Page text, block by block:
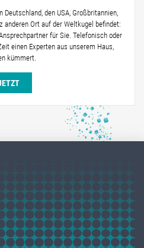
den USA, Großbritannien,
anderen Ort auf der Weltkugel befindet:
für Sie. Telefonisch oder
einen Experten aus unserem Haus,
kümmert.